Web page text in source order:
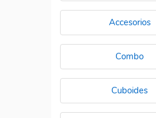
Accesorios
Combo
Cuboides